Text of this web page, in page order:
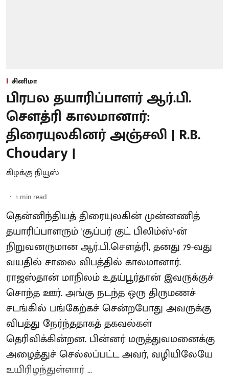
சினிமா
பிரபல தயாரிப்பாளர் ஆர்.பி.
சௌத்ரி காலமானார்:
திரையுலகினர் அஞ்சலி | R.B.
Choudary |
கிழக்கு நியூஸ்
1 min read
தென்னிந்தியத் திரையுலகின் முன்னணித்
தயாரிப்பாளரும் 'சூப்பர் குட் பிலிம்ஸ்'-ன்
நிறுவனருமான ஆர்.பி.சௌத்ரி, தனது 79-வது
வயதில் சாலை விபத்தில் காலமானார்.
ராஜஸ்தான் மாநிலம் உதய்பூர்தான் இவருக்குச்
சொந்த ஊர். அங்கு நடந்த ஒரு திருமணச்
சடங்கில் பங்கேற்கச் சென்றபோது அவருக்கு
விபத்து நேர்ந்ததாகத் தகவல்கள்
தெரிவிக்கின்றன. பின்னர் மருத்துவமனைக்கு
அழைத்துச் செல்லப்பட்ட அவர், வழியிலேயே
உயிரிழந்துள்ளார் ...